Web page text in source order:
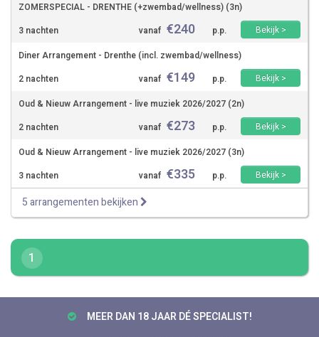
ZOMERSPECIAL - DRENTHE (+zwembad/wellness) (3n)
3 nachten
vanaf €240 p.p.
Bekijk >
Diner Arrangement - Drenthe (incl. zwembad/wellness)
2 nachten
vanaf €149 p.p.
Bekijk >
Oud & Nieuw Arrangement - live muziek 2026/2027 (2n)
2 nachten
vanaf €273 p.p.
Bekijk >
Oud & Nieuw Arrangement - live muziek 2026/2027 (3n)
3 nachten
vanaf €335 p.p. Bekijk >
5 arrangementen bekijken
1
MEER DAN 18 JAAR DÉ SPECIALIST!